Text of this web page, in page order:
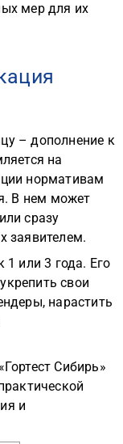
мер для их
– дополнение к
на
нормативам
В нем может
сразу
заявителем.
1 или 3 года. Его
свои
нарастить
Сибирь»
и